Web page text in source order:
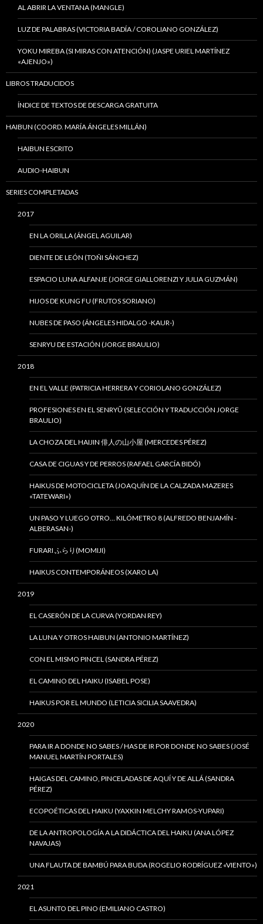
AL ABRIR LA VENTANA (MANGLE)
LUZ DE PALABRAS (VICTORIA BADÍA / COROLIANO GONZÁLEZ)
YOKU MIREBA (SI MIRAS CON ATENCIÓN) (JASPE URIEL MARTÍNEZ
«AJENJO»)
LIBROS TRADUCIDOS
ÍNDICE DE TEXTOS DE DESCARGA GRATUITA
HAIBUN (COORD. MARÍA ÁNGELES MILLÁN)
HAIBUN ESCRITO
AUDIO-HAIBUN
SERIES COMPLETADAS
2017
EN LA ORILLA (ÁNGEL AGUILAR)
DIENTE DE LEÓN (TOÑI SÁNCHEZ)
ESPACIO LUNA ALFANJE (JORGE GIALLORENZI Y JULIA GUZMÁN)
HIJOS DE KUNG FU (FRUTOS SORIANO)
NUBES DE PASO (ÁNGELES HIDALGO -KAUR-)
SENRYU DE ESTACIÓN (JORGE BRAULIO)
2018
EN EL VALLE (PATRICIA HERRERA Y CORIOLANO GONZÁLEZ)
PROFESIONES EN EL SENRYÛ (SELECCIÓN Y TRADUCCIÓN JORGE
BRAULIO)
LA CHOZA DEL HAIJIN 俳人の山小屋 (MERCEDES PÉREZ)
CASA DE CIGUAS Y DE PERROS (RAFAEL GARCÍA BIDÓ)
HAIKUS DE MOTOCICLETA (JOAQUÍN DE LA CALZADA MAZERES
«TATEWARI»)
UN PASO Y LUEGO OTRO… KILÓMETRO 8 (ALFREDO BENJAMÍN -
ALBERASAN-)
FURARI ふらり(MOMIJI)
HAIKUS CONTEMPORÁNEOS (XARO LA)
2019
EL CASERÓN DE LA CURVA (YORDAN REY)
LA LUNA Y OTROS HAIBUN (ANTONIO MARTÍNEZ)
CON EL MISMO PINCEL (SANDRA PÉREZ)
EL CAMINO DEL HAIKU (ISABEL POSE)
HAIKUS POR EL MUNDO (LETICIA SICILIA SAAVEDRA)
2020
PARA IR A DONDE NO SABES / HAS DE IR POR DONDE NO SABES (JOSÉ
MANUEL MARTÍN PORTALES)
HAIGAS DEL CAMINO, PINCELADAS DE AQUÍ Y DE ALLÁ (SANDRA
PÉREZ)
ECOPOÉTICAS DEL HAIKU (YAXKIN MELCHY RAMOS-YUPARI)
DE LA ANTROPOLOGÍA A LA DIDÁCTICA DEL HAIKU (ANA LÓPEZ
NAVAJAS)
UNA FLAUTA DE BAMBÚ PARA BUDA (ROGELIO RODRÍGUEZ «VIENTO»)
2021
EL ASUNTO DEL PINO (EMILIANO CASTRO)